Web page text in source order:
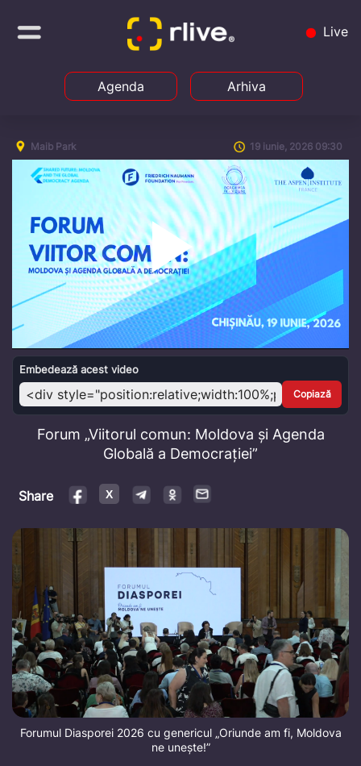
Live
Agenda Arhiva
Maib Park 19 iunie, 2026 09:30
Play
Video
Embedează acest video
Copiază
Forum „Viitorul comun: Moldova și Agenda
Globală a Democrației”
Share
Forumul Diasporei 2026 cu genericul „Oriunde am fi, Moldova
ne unește!”